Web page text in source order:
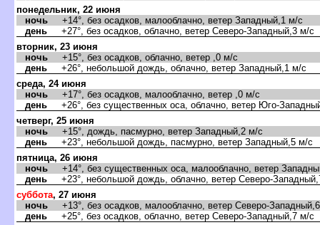
понедельник, 22 июня
ночь +14°, без осадков, малооблачно, ветер Западный,1 м/с
день +27°, без осадков, облачно, ветер Северо-Западный,3 м/с
торник, 23 июня
ночь +15°, без осадков, облачно, ветер ,0 м/с
день +26°, небольшой дождь, облачно, ветер Западный,1 м/с
среда, 24 июня
ночь +17°, без осадков, малооблачно, ветер ,0 м/с
день +26°, без существенных оса, облачно, ветер Юго-
четверг, 25 июня
ночь +15°, дождь, пасмурно, ветер Западный,2 м/с
день +23°, небольшой дождь, пасмурно, ветер Западный,5 м/с
пятница, 26 июня
ночь +14°, без существенных оса, малооблачно, ветер
день +23°, небольшой дождь, облачно, ветер Северо-
суббота, 27 июня
ночь +13°, без осадков, малооблачно, ветер Северо-
день +25°, без осадков, облачно, ветер Северо-Западный,7 м/с